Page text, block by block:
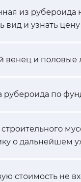
из рубероида
вид и узнать
венец и половые
рубероида по
о дальнейшем
стоимость не